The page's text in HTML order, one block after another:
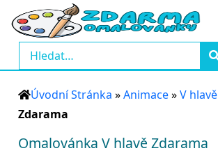
Úvodní Stránka »Animace»V hlavě
Zdarama
Omalovánka V hlavě Zdarama